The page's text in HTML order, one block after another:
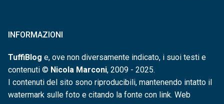
INFORMAZIONI
TuffiBlog e, ove non diversamente indicato, i suoi testi e
contenuti © Nicola Marconi, 2009 - 2025.
I contenuti del sito sono riproducibili, mantenendo intatto il
watermark sulle foto e citando la fonte con link. Web